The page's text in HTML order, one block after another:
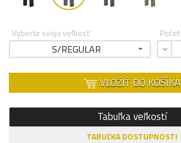
Vyberte svoju veľkosť
S/REGULAR
Počet
VLOŽIŤ DO KOŠÍKA
Tabuľka veľkostí
TABUĽKA DOSTUPNOSTI